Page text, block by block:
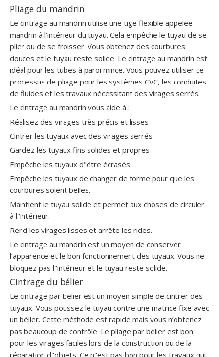
Pliage du mandrin
Le cintrage au mandrin utilise une tige flexible appelée
mandrin à l’intérieur du tuyau. Cela empêche le tuyau de se
plier ou de se froisser. Vous obtenez des courbures
douces et le tuyau reste solide. Le cintrage au mandrin est
idéal pour les tubes à paroi mince. Vous pouvez utiliser ce
processus de pliage pour les systèmes CVC, les conduites
de fluides et les travaux nécessitant des virages serrés.
Le cintrage au mandrin vous aide à :
Réalisez des virages très précis et lisses
Cintrer les tuyaux avec des virages serrés
Gardez les tuyaux fins solides et propres
Empêche les tuyaux d"être écrasés
Empêche les tuyaux de changer de forme pour que les
courbures soient belles.
Maintient le tuyau solide et permet aux choses de circuler
à l"intérieur.
Rend les virages lisses et arrête les rides.
Le cintrage au mandrin est un moyen de conserver
l’apparence et le bon fonctionnement des tuyaux. Vous ne
bloquez pas l"intérieur et le tuyau reste solide.
Cintrage du bélier
Le cintrage par bélier est un moyen simple de cintrer des
tuyaux. Vous poussez le tuyau contre une matrice fixe avec
un bélier. Cette méthode est rapide mais vous n’obtenez
pas beaucoup de contrôle. Le pliage par bélier est bon
pour les virages faciles lors de la construction ou de la
réparation d"objets. Ce n"est pas bon pour les travaux qui